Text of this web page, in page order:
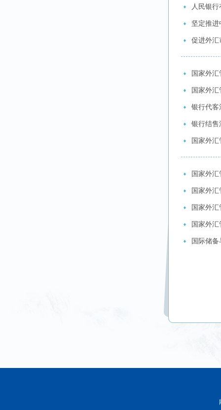
人民银
坚定推
促进外汇
国家外
国家外
银行代客
银行结
国家外
国家外
国家外
国家外
国家外
国际储